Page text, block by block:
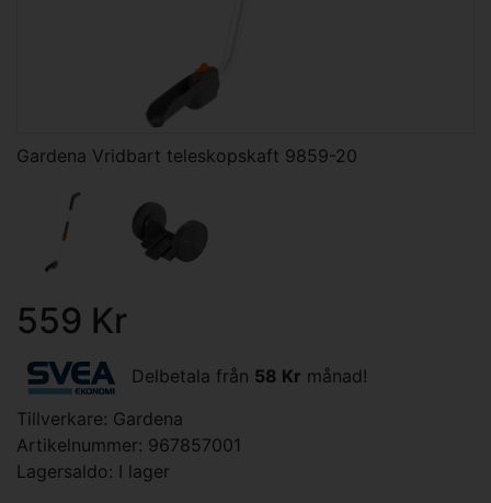
Gardena Vridbart teleskopskaft 9859-20
559 Kr
Delbetala från 58 Kr månad!
Tillverkare: Gardena
Artikelnummer: 967857001
Lagersaldo: I lager